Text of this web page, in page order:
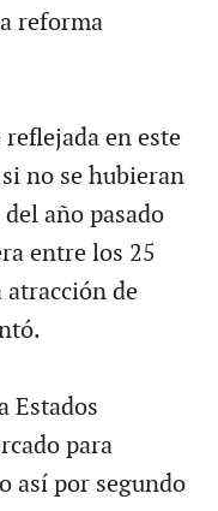
reforma
en este
no se hubieran
año pasado
entre los 25
atracción de
Estados
para
así por segundo